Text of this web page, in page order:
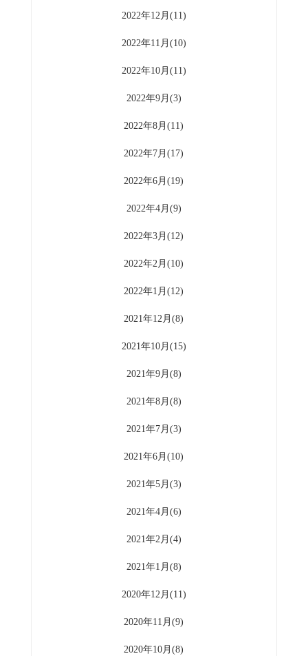
2022年12月(11)
2022年11月(10)
2022年10月(11)
2022年9月(3)
2022年8月(11)
2022年7月(17)
2022年6月(19)
2022年4月(9)
2022年3月(12)
2022年2月(10)
2022年1月(12)
2021年12月(8)
2021年10月(15)
2021年9月(8)
2021年8月(8)
2021年7月(3)
2021年6月(10)
2021年5月(3)
2021年4月(6)
2021年2月(4)
2021年1月(8)
2020年12月(11)
2020年11月(9)
2020年10月(8)